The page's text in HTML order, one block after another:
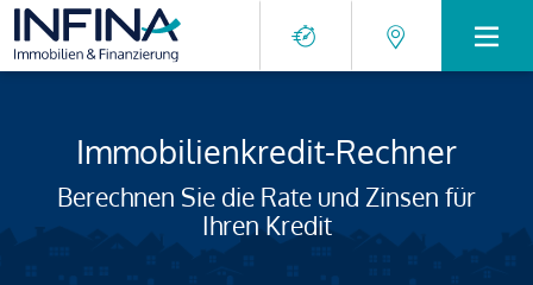
Immobilienkredit-Rechner
Berechnen Sie die Rate und Zinsen für
Ihren Kredit